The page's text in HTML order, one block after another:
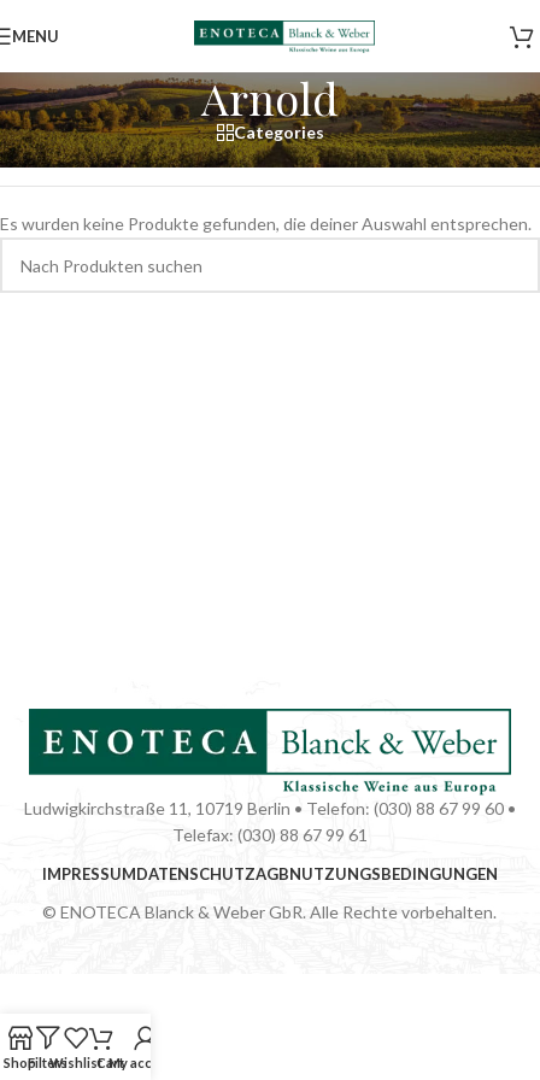
MENU
Arnold
Categories
Start/Shop/Weine/Deutschland/Pfalz /Arnold
Es wurden keine Produkte gefunden, die deiner Auswahl entsprechen.
Ludwigkirchstraße 11, 10719 Berlin • Telefon: (030) 88 67 99 60 •
Telefax: (030) 88 67 99 61
IMPRESSUMDATENSCHUTZAGBNUTZUNGSBEDINGUNGEN
© ENOTECA Blanck & Weber GbR. Alle Rechte vorbehalten.
ShopFiltersWishlistCartMy account